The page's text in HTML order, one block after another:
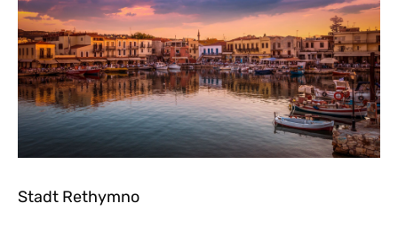
Stadt Rethymno